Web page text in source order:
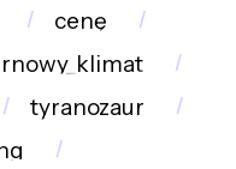
cenę
tyranozaur